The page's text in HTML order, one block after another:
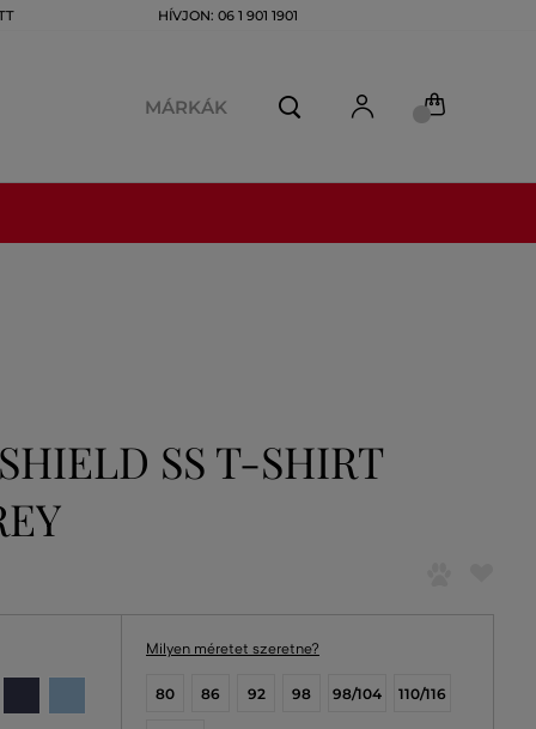
HÍVJON: 06 1 901 1901
MÁRKÁK
SS T-SHIRT
Milyen méretet szeretne?
80 86 92 98 98/104 110/116